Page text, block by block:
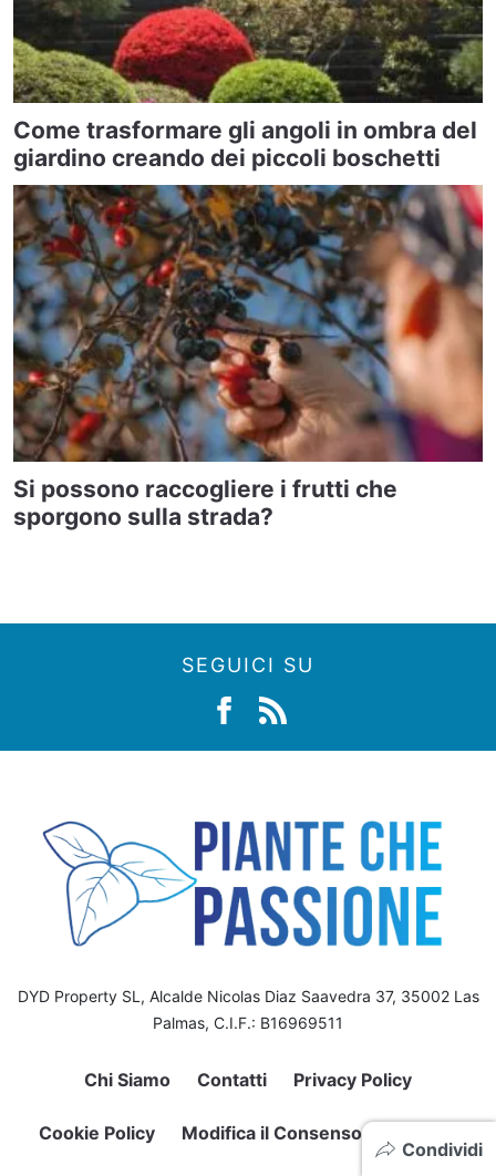
Condividi
Come trasformare gli angoli in ombra del
giardino creando dei piccoli boschetti
Si possono raccogliere i frutti che
sporgono sulla strada?
SEGUICI SU
DYD Property SL, Alcalde Nicolas Diaz Saavedra 37, 35002 Las
Palmas, C.I.F.: B16969511
Chi Siamo Contatti Privacy Policy
Cookie Policy Modifica il Consenso sui Cookie